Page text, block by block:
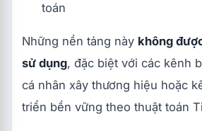
toán
Những nền tảng này không
sử dụng, đặc biệt với các kênh
cá nhân xây thương hiệu hoặc
triển bền vững theo thuật toán